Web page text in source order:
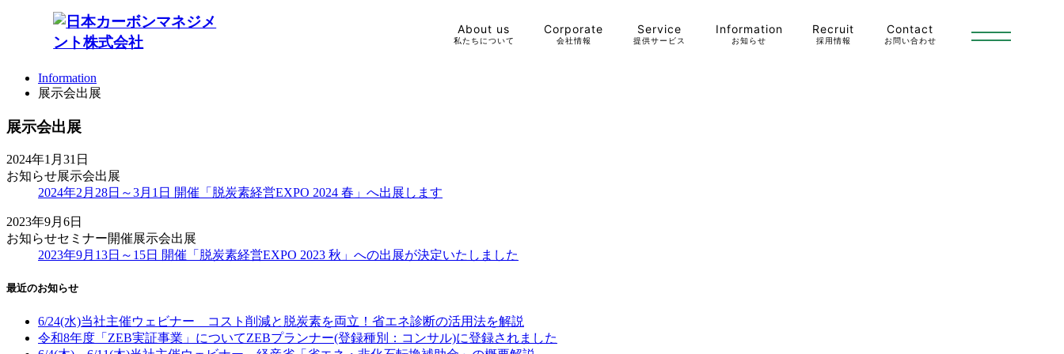
About us
私たちについて
Corporate
会社情報
Service
提供サービス
Information
お知らせ
Recruit
採用情報
Contact
お問い合わせ
Informationお知らせ
Information
展示会出展
展示会出展
2024年1月31日
お知らせ展示会出展
2024年2月28日～3月1日 開催「脱炭素経営EXPO 2024 春」へ出展します
2023年9月6日
お知らせセミナー開催展示会出展
2023年9月13日～15日 開催「脱炭素経営EXPO 2023 秋」への出展が決定いたしました
最近のお知らせ
6/24(水)当社主催ウェビナー コスト削減と脱炭素を両立！省エネ診断の活用法を解説
令和8年度「ZEB実証事業」についてZEBプランナー(登録種別：コンサル)に登録されました